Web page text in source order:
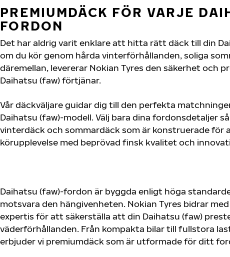
PREMIUMDÄCK FÖR VARJE
FORDON
Det har aldrig varit enklare att hitta rätt däck till din
om du kör genom hårda vinterförhållanden, soliga
däremellan, levererar Nokian Tyres den säkerhet och
Daihatsu (faw) förtjänar.
Vår däckväljare guidar dig till den perfekta
Daihatsu (faw)-modell. Välj bara dina fordonsdetaljer
vinterdäck och sommardäck som är konstruerade
körupplevelse med beprövad finsk kvalitet och
Daihatsu (faw)-fordon är byggda enligt höga
motsvara den hängivenheten. Nokian Tyres bidrar
expertis för att säkerställa att din Daihatsu (faw)
väderförhållanden. Från kompakta bilar till fullstora
erbjuder vi premiumdäck som är utformade för ditt